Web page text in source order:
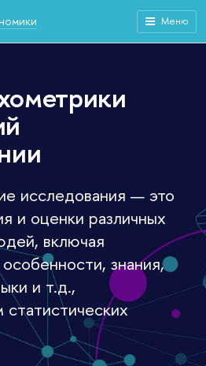
Меню
исследования — это
и оценки различных
включая
знания,
и т.д.,
статистических